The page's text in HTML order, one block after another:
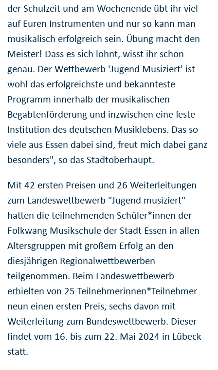
der Schulzeit und am Wochenende übt ihr viel
auf Euren Instrumenten und nur so kann man
musikalisch erfolgreich sein. Übung macht den
Meister! Dass es sich lohnt, wisst ihr schon
genau. Der Wettbewerb 'Jugend Musiziert' ist
wohl das erfolgreichste und bekannteste
Programm innerhalb der musikalischen
Begabtenförderung und inzwischen eine feste
Institution des deutschen Musiklebens. Das so
viele aus Essen dabei sind, freut mich dabei ganz
besonders", so das Stadtoberhaupt.
Mit 42 ersten Preisen und 26 Weiterleitungen
zum Landeswettbewerb "Jugend musiziert"
hatten die teilnehmenden Schüler*innen der
Folkwang Musikschule der Stadt Essen in allen
Altersgruppen mit großem Erfolg an den
diesjährigen Regionalwettbewerben
teilgenommen. Beim Landeswettbewerb
erhielten von 25 Teilnehmerinnen*Teilnehmer
neun einen ersten Preis, sechs davon mit
Weiterleitung zum Bundeswettbewerb. Dieser
findet vom 16. bis zum 22. Mai 2024 in Lübeck
statt.